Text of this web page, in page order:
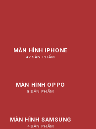
MÀN HÌNH IPHONE
42 SẢN PHẨM
MÀN HÌNH OPPO
8 SẢN PHẨM
MÀN HÌNH SAMSUNG
4 SẢN PHẨM